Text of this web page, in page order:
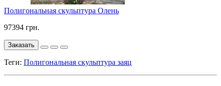
Полигональная скульптура Олень
97394 грн.
Заказать
Теги: Полигональная скульптура заяц